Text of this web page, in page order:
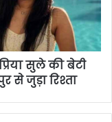
सुले की बेटी
से जुड़ा रिश्ता